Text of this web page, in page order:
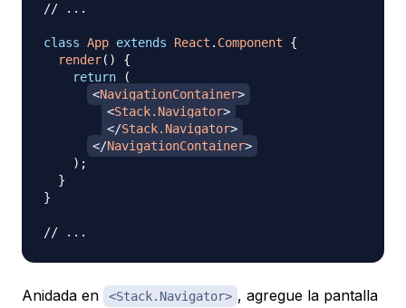
// ...
class App extends React . Component
{
render( )
{
return
(
<NavigationContainer>
<Stack.Navigator>
</Stack.Navigator>
</NavigationContainer>
) ;
}
}
// ...
Anidada en <Stack.Navigator> , agregue la pantalla